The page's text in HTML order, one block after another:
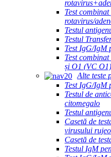
Test
rotavirus/
Testul
Testul
Test IgG/IgM
Test
și O1 (VC O1)
Alte teste
Test IgG/IgM
Testul de
citomegalo
Testul
Casetă de
virusului
Casetă de
Testul IgM